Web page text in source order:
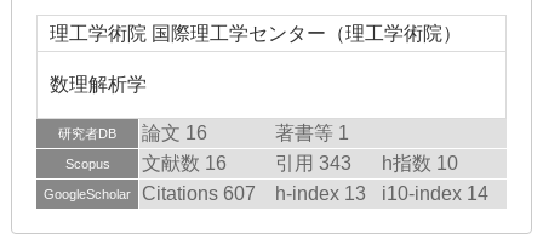
理工学術院 国際理工学センター（理工学術院）
数理解析学
研究者DB 論文 16 著書等 1
Scopus 文献数 16 引用 343 h指数 10
GoogleScholar Citations 607 h-index 13 i10-index 14